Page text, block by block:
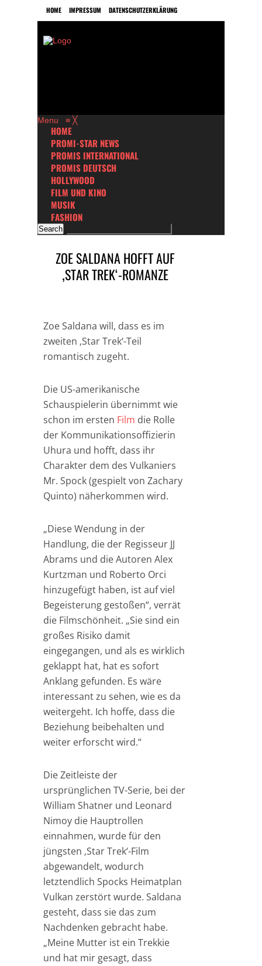
HOME IMPRESSUM DATENSCHUTZERKLÄRUNG
Menu ≡ ╳
HOME
PROMI-STAR NEWS
PROMIS INTERNATIONAL
PROMIS DEUTSCH
HOLLYWOOD
FILM UND KINO
MUSIK
FASHION
ZOE SALDANA HOFFT AUF
‚STAR TREK‘-ROMANZE
Zoe Saldana will, dass es im
zweiten ‚Star Trek‘-Teil
romantisch zugeht.
Die US-amerikanische
Schauspielerin übernimmt wie
schon im ersten Film die Rolle
der Kommunikationsoffizierin
Uhura und hofft, dass ihr
Charakter dem des Vulkaniers
Mr. Spock (gespielt von Zachary
Quinto) näherkommen wird.
„Diese Wendung in der
Handlung, die der Regisseur JJ
Abrams und die Autoren Alex
Kurtzman und Roberto Orci
hinzugefügt haben, ist auf viel
Begeisterung gestoßen“, verrät
die Filmschönheit. „Sie sind ein
großes Risiko damit
eingegangen, und als es wirklich
geklappt hat, hat es sofort
Anklang gefunden. Es wäre
interessant zu sehen, wie es da
weitergeht. Ich hoffe, dass die
Beziehung beibehalten und
weiter erforscht wird.“
Die Zeitleiste der
ursprünglichen TV-Serie, bei der
William Shatner und Leonard
Nimoy die Hauptrollen
einnahmen, wurde für den
jüngsten ‚Star Trek‘-Film
abgewandelt, wodurch
letztendlich Spocks Heimatplan
Vulkan zerstört wurde. Saldana
gesteht, dass sie das zum
Nachdenken gebracht habe.
„Meine Mutter ist ein Trekkie
und hat mir gesagt, dass